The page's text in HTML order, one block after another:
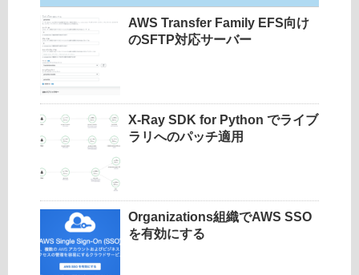
AWS Transfer Family EFS向け
のSFTP対応サーバー
X-Ray SDK for Python でライブ
ラリへのパッチ適用
Organizations組織でAWS SSO
を有効にする